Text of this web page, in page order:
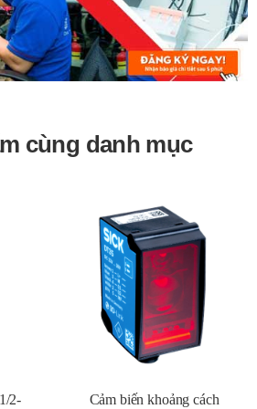
cùng danh mục
2- Cảm biến khoảng cách